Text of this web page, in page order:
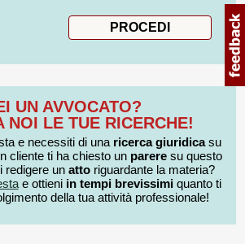
UN AVVOCATO?
NOI LE TUE RICERCHE!
e necessiti di una ricerca giuridicasu
cliente ti ha chiesto un pareresu questo
redigere un atto riguardante la materia?
e ottieni in tempi brevissimiquanto ti
della tua attività professionale!